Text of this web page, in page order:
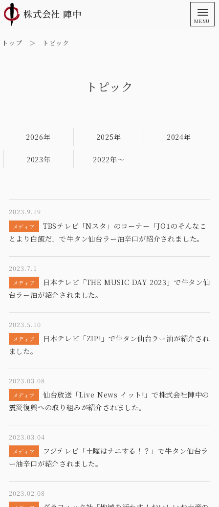
株式会社 陣中
トップ ＞ トピック
トピック
2026年 2025年 2024年
2023年 2022年～
2023.9.19
メディア
TBSテレビ「Nスタ」のコーナー「JO1のそんなこ
とより白飯だ」で牛タン仙台ラー油辛口が紹介されました。
2023.7.1
メディア
日本テレビ「THE MUSIC DAY 2023」で牛タン仙
台ラー油が紹介されました。
2023.5.10
メディア
日本テレビ「ZIP!」で牛タン仙台ラー油が紹介され
ました。
2023.03.08
メディア
仙台放送「Live News イット!」で株式会社陣中の
震災復興への取り組みが紹介されました。
2023.03.04
メディア
フジテレビ「土曜はナニする！？」で牛タン仙台ラ
ー油辛口が紹介されました。
2023.02.08